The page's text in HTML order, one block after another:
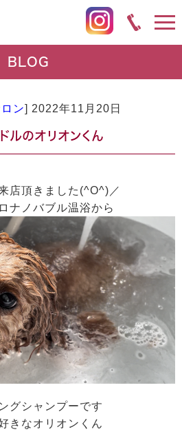
BLOG
ン] 2022年11月20日
ルのオリオンくん
店頂きました(^O^)／
ナノバブル温浴から
グシャンプーです
きなオリオンくん